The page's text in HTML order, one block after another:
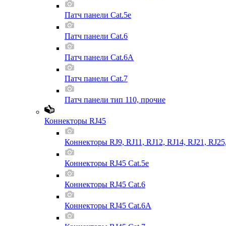
Патч панели Cat.5e
Патч панели Cat.6
Патч панели Cat.6A
Патч панели Cat.7
Патч панели тип 110, прочие
Коннекторы RJ45
Коннекторы RJ9, RJ11, RJ12, RJ14, RJ21,
Коннекторы RJ45 Cat.5e
Коннекторы RJ45 Cat.6
Коннекторы RJ45 Cat.6A